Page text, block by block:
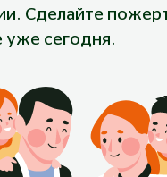
Сделайте
сегодня.